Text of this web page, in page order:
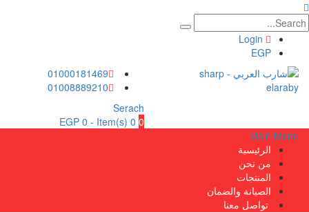
EGP
01000181469
01008889210
Serach
0
0 Item(s) -
EGP 0
Main Menu
الرئيسية
من نحن
المنتجات
الصيانة والضمان
تواصل معنا